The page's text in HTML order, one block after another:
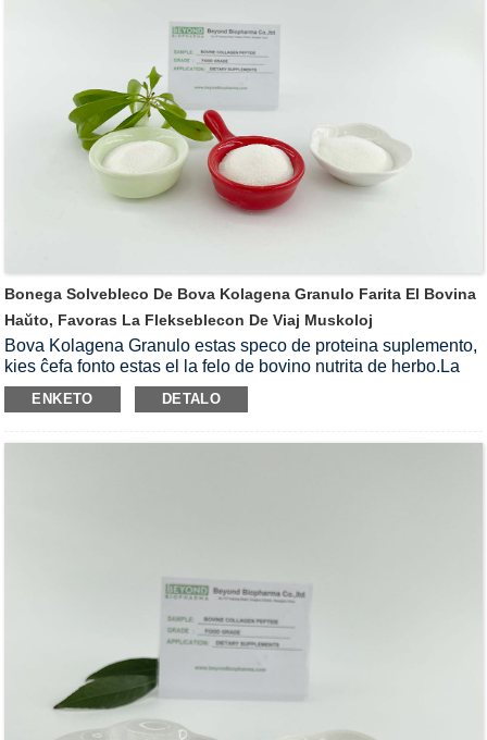
Bonega Solvebleco De Bova Kolagena Granulo Farita El Bovina
Haŭto, Favoras La Flekseblecon De Viaj Muskoloj
Bova Kolagena Granulo estas speco de proteina suplemento,
kies ĉefa fonto estas el la felo de bovino nutrita de herbo.La
enhavo de proteino en bovino estas tre abunda, ĝi efike
plibonigos nian komunan sanon se ni prenas ĝin ĝuste.La
histojn kaj pliigi la flekseblecon de nia artiko.La granulo Bova
ENKETO DETALO